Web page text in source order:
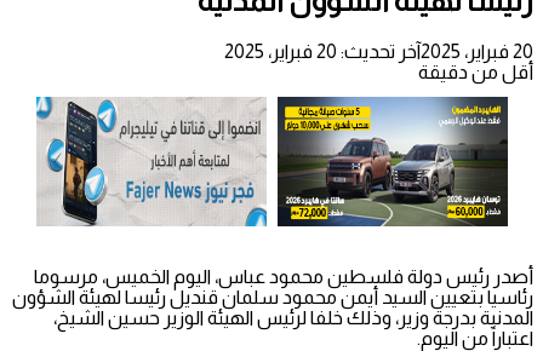
20 فبراير، 2025
آخر تحديث: 20 فبراير، 2025
أقل من دقيقة
أصدر رئيس دولة فلسطين محمود عباس، اليوم الخميس، مرسوما
رئاسيا بتعيين السيد أيمن محمود سلمان قنديل رئيسا لهيئة الشؤون
المدنية بدرجة وزير، وذلك خلفا لرئيس الهيئة الوزير حسين الشيخ،
اعتباراً من اليوم.